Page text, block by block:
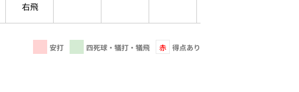
右飛
安打 四死球・犠打・犠飛 赤 得点あり